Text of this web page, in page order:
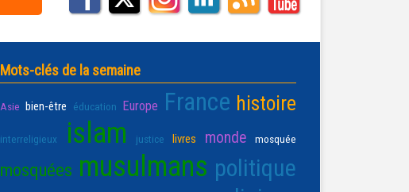
Mots-clés de la semaine
Asie bien-être éducation Europe France histoire
interreligieux islam justice livres monde mosquée
mosquées musulmans politique